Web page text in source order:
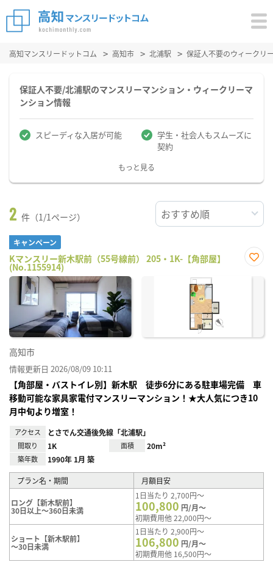
高知マンスリードットコム 高知市 北浦駅 保証人不要のウィークリ
保証人不要/北浦駅のマンスリーマンション・ウィークリーマ
ンション情報
スピーディな入居が可能
学生・社会人もスムーズに
契約
もっと見る
2 件（1/1ページ）
キャンペーン
Kマンスリー新木駅前（55号線前） 205・1K-【角部屋】
(No.1155914)
に入
高知市
情報更新日 2026/08/09 10:11
【角部屋・バストイレ別】新木駅 徒歩6分にある駐車場完備 車
移動可能な家具家電付マンスリーマンション！★大人気につき10
月中旬より増室！
アクセス とさでん交通後免線「北浦駅」
間取り 1K 面積 20m²
築年数 1990年 1月 築
プラン名・期間 月額目安
ロング【新木駅前】
30日以上～360日未満
1日当たり 2,700円～
100,800 円/月～
初期費用他 22,000円～
ショート【新木駅前】
～30日未満
1日当たり 2,900円～
106,800 円/月～
初期費用他 16,500円～